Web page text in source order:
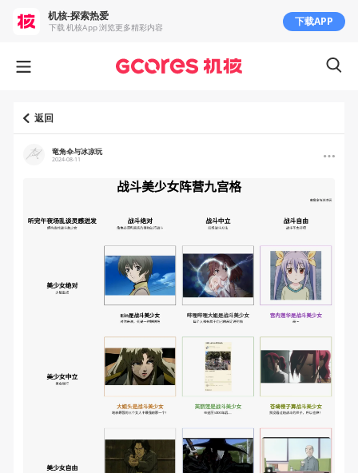
返回
竜角伞与冰凉玩
2024-08-11
机核-探索热爱
下载 机核App 浏览更多精彩内容 下载APP